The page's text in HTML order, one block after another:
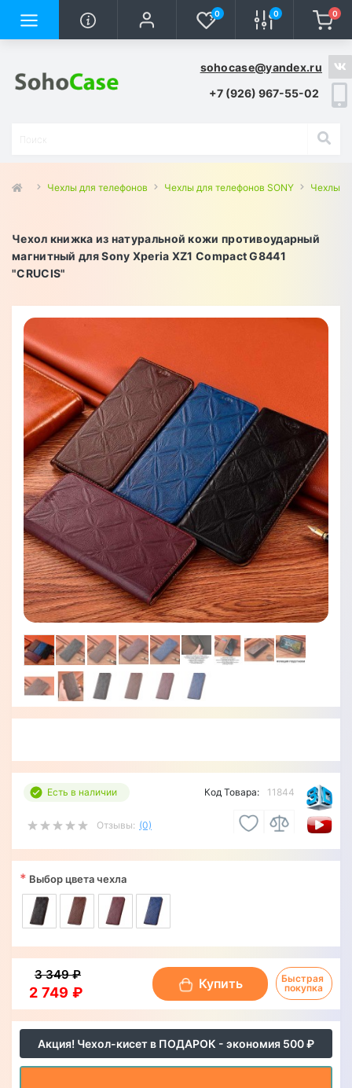
0 0 0
sohocase@yandex.ru
+7 (926) 967-55-02
Чехлы для телефонов Чехлы для телефонов SONY Чехлы
Чехол книжка из натуральной кожи противоударный
магнитный для Sony Xperia XZ1 Compact G8441
"CRUCIS"
Есть в наличии
Отзывы: (0)
Код Товара: 11844
Акция! Чехол-кисет в ПОДАРОК - экономия 500 ₽
* Выбор цвета чехла
2 749 ₽
3 349 ₽
Купить
Быстрая
покупка